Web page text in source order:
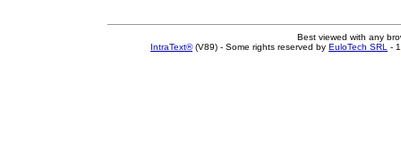
Best viewed with any
IntraText®(V89) - Some rights reserved by EuloTech SRL -